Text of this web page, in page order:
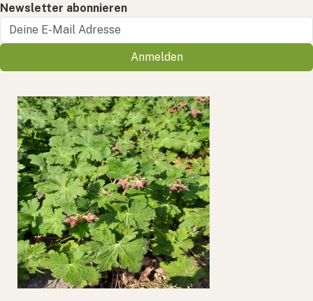
Newsletter abonnieren
Anmelden